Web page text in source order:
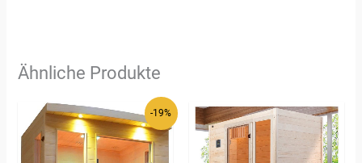
Ähnliche Produkte
-19%